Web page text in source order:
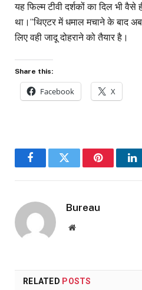
यह फिल्म टीवी दर्शकों का दिल भी वैसे
था।”थिएटर में धमाल मचाने के बाद
लिए वही जादू दोहराने को तैयार है।
Share this:
Facebook X
FacebookTwitter Pinterest
Bureau
Website
RELATED POSTS